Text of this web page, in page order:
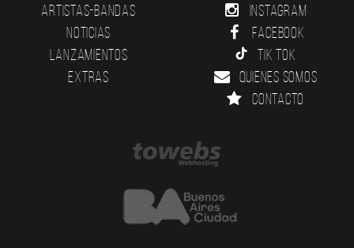
Artistas-Bandas
Noticias
Lanzamientos
Extras
Instagram
Facebook
Tik Tok
Quienes somos
Contacto